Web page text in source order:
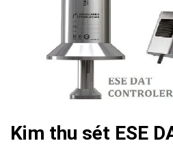
Kim thu sét ESE